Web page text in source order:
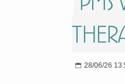
28/06/26